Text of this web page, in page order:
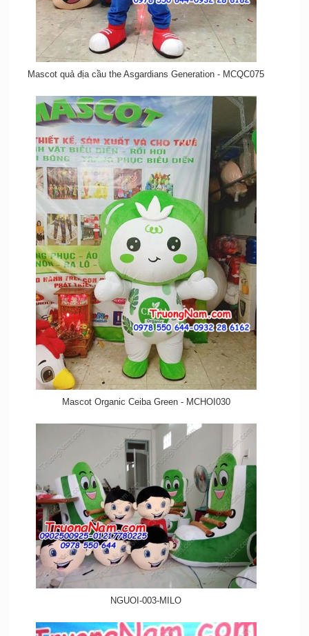
Mascot quả địa cầu the Asgardians Generation - MCQC075
Mascot Organic Ceiba Green - MCHOI030
NGUOI-003-MILO